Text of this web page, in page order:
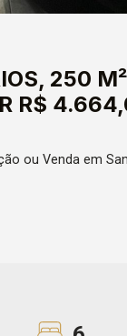
250
R$
ou Venda em